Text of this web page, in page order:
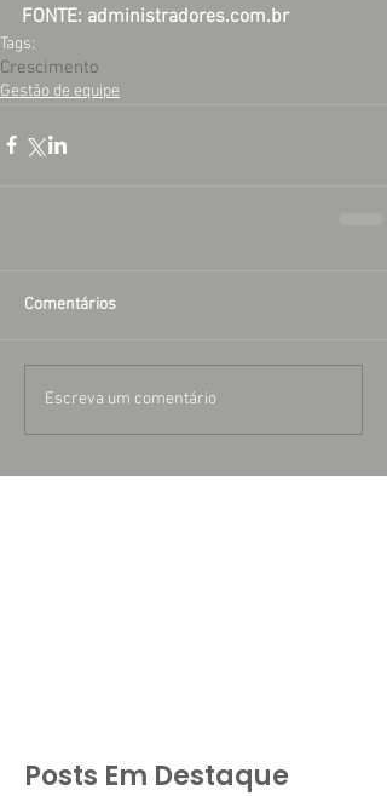
FONTE: administradores.com.br
Tags:
Crescimento
Gestão de equipe
Comentários
Escreva um comentário
Posts Em Destaque